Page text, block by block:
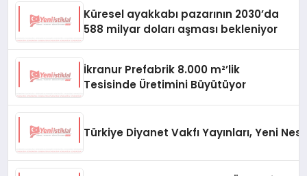
Küresel ayakkabı pazarının 2030’da
588 milyar doları aşması bekleniyor
İkranur Prefabrik 8.000 m²’lik
Tesisinde Üretimini Büyütüyor
Türkiye Diyanet Vakfı Yayınları, Yeni